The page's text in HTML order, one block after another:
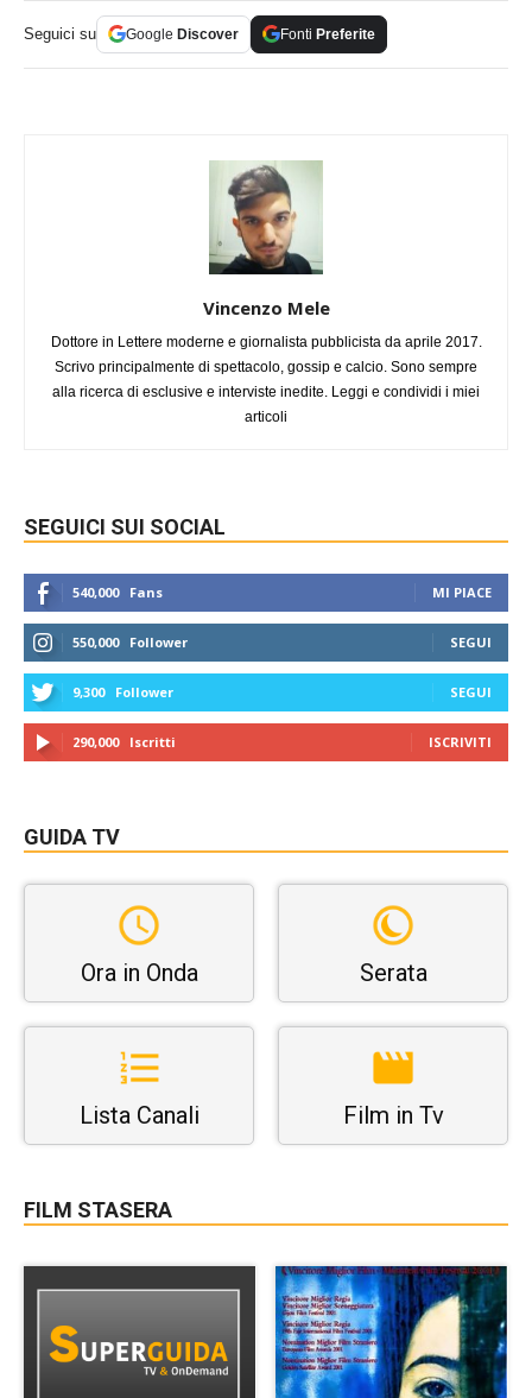
Seguici su Google Discover Fonti Preferite
Vincenzo Mele
Dottore in Lettere moderne e giornalista pubblicista da aprile 2017.
Scrivo principalmente di spettacolo, gossip e calcio. Sono sempre
alla ricerca di esclusive e interviste inedite. Leggi e condividi i miei
articoli
SEGUICI SUI SOCIAL
540,000 Fans MI PIACE
550,000 Follower SEGUI
9,300 Follower SEGUI
290,000 Iscritti ISCRIVITI
GUIDA TV
Ora in Onda Serata
Lista Canali Film in Tv
FILM STASERA